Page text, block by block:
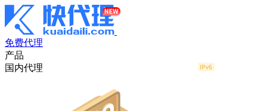
免费代理
产品
国内代理